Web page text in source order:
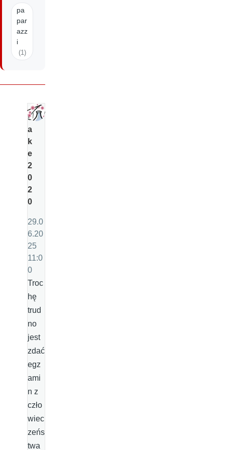
pa
par
azz
i
(1)
s
a
k
e
2
0
2
0
29.0
6.20
25
11:0
0
Troc
hę
trud
no
jest
zdać
egz
ami
n z
czło
wiec
zeńs
twa